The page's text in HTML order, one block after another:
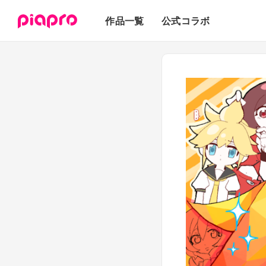
作品一覧
3Dモデル
公式コラボ